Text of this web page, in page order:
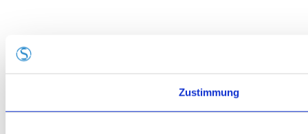
Zustimmung